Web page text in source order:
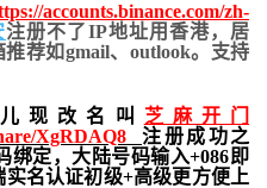
accounts.binance.com/zh-
注册不了IP地址用香港，居
推荐如gmail、outlook。支持
现改名叫 芝麻开门
XgRDAQ8
注册成功之
绑定，大陆号码输入+086即
名认证初级+高级更方便上